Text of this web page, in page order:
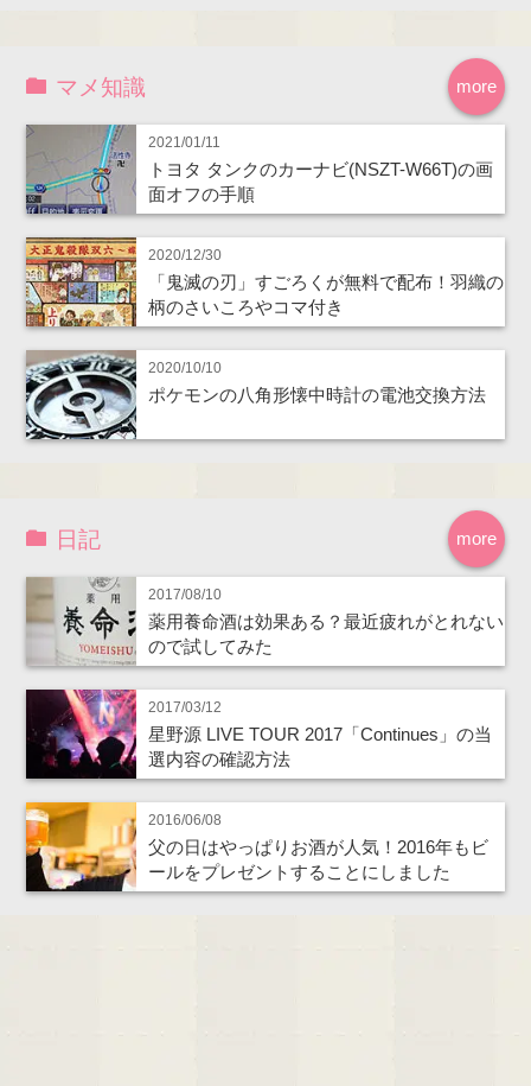
more
マメ知識
2021/01/11
トヨタ タンクのカーナビ(NSZT-W66T)の画
面オフの手順
2020/12/30
「鬼滅の刃」すごろくが無料で配布！羽織の
柄のさいころやコマ付き
2020/10/10
ポケモンの八角形懐中時計の電池交換方法
more
日記
2017/08/10
薬用養命酒は効果ある？最近疲れがとれない
ので試してみた
2017/03/12
星野源 LIVE TOUR 2017「Continues」の当
選内容の確認方法
2016/06/08
父の日はやっぱりお酒が人気！2016年もビ
ールをプレゼントすることにしました